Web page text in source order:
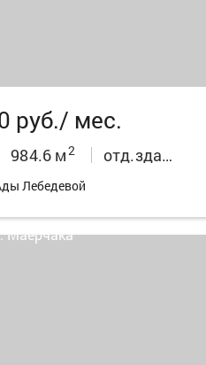
руб./ мес.
984.6 м2 отд.здания
Лебедевой